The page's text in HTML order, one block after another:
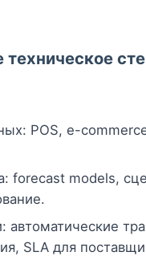
техническое
POS, e-
forecast models,
автоматические
SLA для